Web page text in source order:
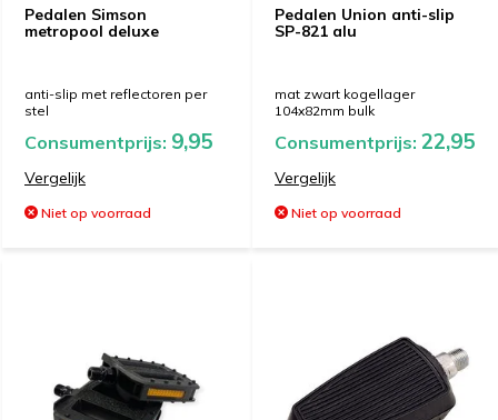
Pedalen Simson
metropool deluxe
anti-slip met reflectoren per
stel
Consumentprijs: 9,95
Vergelijk
Niet op voorraad
Pedalen Union anti-slip
SP-821 alu
mat zwart kogellager
104x82mm bulk
Consumentprijs: 22,95
Vergelijk
Niet op voorraad